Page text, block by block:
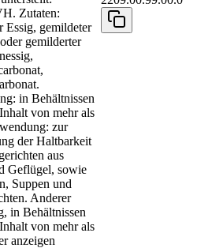
Zutaten:
Essig, gemildeter
gemilderter
in Behältnissen
von mehr als
zur
der Haltbarkeit
aus
Geflügel, sowie
Suppen und
Anderer
in Behältnissen
von mehr als
anzeigen